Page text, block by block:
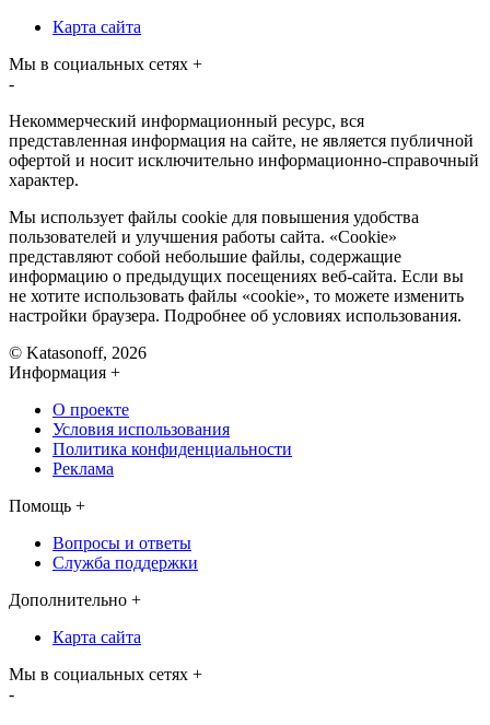
Карта сайта
Мы в социальных сетях +
-
Некоммерческий информационный ресурс, вся
представленная информация на сайте, не является публичной
офертой и носит исключительно информационно-справочный
характер.
Мы использует файлы cookie для повышения удобства
пользователей и улучшения работы сайта. «Cookie»
представляют собой небольшие файлы, содержащие
информацию о предыдущих посещениях веб-сайта. Если вы
не хотите использовать файлы «cookie», то можете изменить
настройки браузера. Подробнее об условиях использования.
© Katasonoff, 2026
Информация +
О проекте
Условия использования
Политика конфиденциальности
Реклама
Помощь +
Вопросы и ответы
Служба поддержки
Дополнительно +
Карта сайта
Мы в социальных сетях +
-